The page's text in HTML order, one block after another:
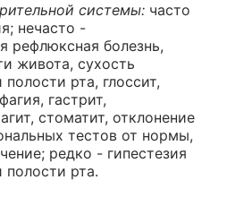
системы: часто
нечасто -
рефлюксная болезнь,
живота, сухость
рта, глоссит,
гастрит,
стоматит, отклонение
тестов от нормы,
редко - гипестезия
полости рта.